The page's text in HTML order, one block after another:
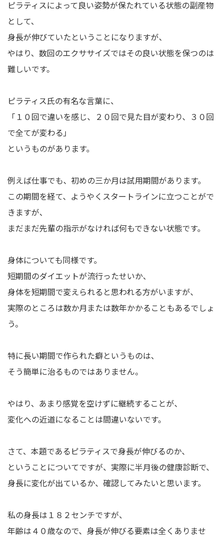
ピラティスによって良い姿勢が保たれている状態の副産物
として、
身長が伸びていたということになりますが、
やはり、数回のエクササイズではその良い状態を保つのは
難しいです。
ピラティス氏の有名な言葉に、
「１０回で違いを感じ、２０回で見た目が変わり、３０回
で全てが変わる」
というものがあります。
例えば仕事でも、初めの三か月は試用期間があります。
この期間を経て、ようやくスタートラインに立つことがで
きますが、
まだまだ先輩の指示がなければ何もできない状態です。
身体についても同様です。
短期間のダイエットが流行ったせいか、
身体を短期間で変えられると思われる方がいますが、
実際のところは数か月または数年かかることもあるでしょ
う。
特に長い期間で作られた癖というものは、
そう簡単に治るものではありません。
やはり、あまり感覚を空けずに継続することが、
変化への近道になることは間違いないです。
さて、本題であるピラティスで身長が伸びるのか、
ということについてですが、実際に半月後の健康診断で、
身長に変化が出ているか、確認してみたいと思います。
私の身長は１８２センチですが、
年齢は４０歳なので、身長が伸びる要素は全くありませ